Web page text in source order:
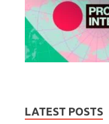
LATEST POSTS